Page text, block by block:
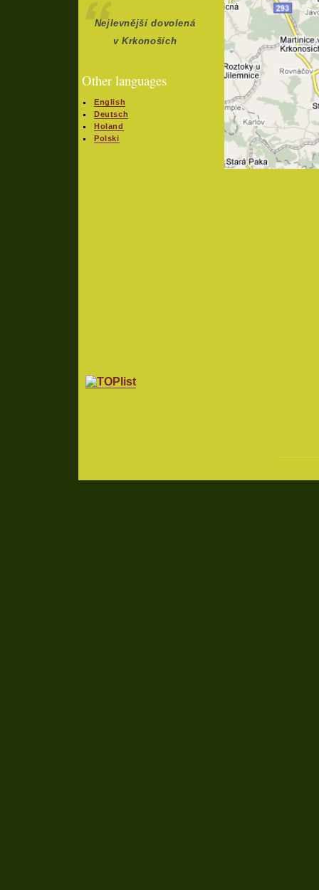
Nejlevnější dovolená
v Krkonoších
Other languages
English
Deutsch
Holand
Polski